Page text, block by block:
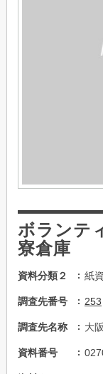
ボランテ
寮倉庫
資料分類２ 紙
調査先番号 253
調査先名称 大
資料番号